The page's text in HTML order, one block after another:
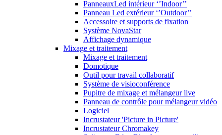
PanneauxLed intérieur ‘’Indoor’’
Panneau Led extérieur ‘’Outdoor’’
Accessoire et supports de fixation
Système NovaStar
Affichage dynamique
Mixage et traitement
Mixage et traitement
Domotique
Outil pour travail collaboratif
Système de visioconférence
Pupitre de mixage et mélangeur live
Panneau de contrôle pour mélangeur vidéo
Logiciel
Incrustateur 'Picture in Picture'
Incrustateur Chromakey